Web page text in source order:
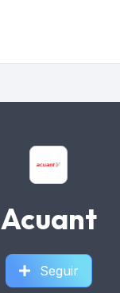
Acuant
Seguir